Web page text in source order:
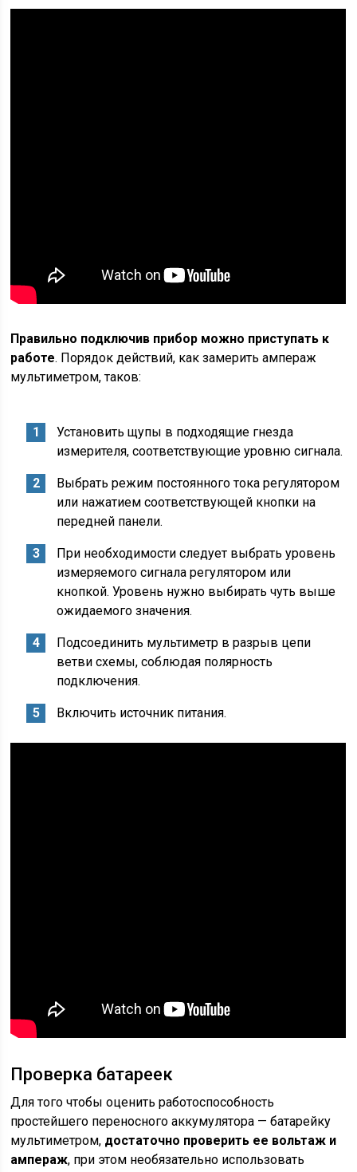
Правильно подключив прибор можно приступать к
работе. Порядок действий, как замерить ампераж
мультиметром, таков:
Установить щупы в подходящие гнезда
измерителя, соответствующие уровню сигнала.
Выбрать режим постоянного тока регулятором
или нажатием соответствующей кнопки на
передней панели.
При необходимости следует выбрать уровень
измеряемого сигнала регулятором или
кнопкой. Уровень нужно выбирать чуть выше
ожидаемого значения.
Подсоединить мультиметр в разрыв цепи
ветви схемы, соблюдая полярность
подключения.
Включить источник питания.
Проверка батареек
Для того чтобы оценить работоспособность
простейшего переносного аккумулятора — батарейку
мультиметром, достаточно проверить ее вольтаж и
ампераж, при этом необязательно использовать